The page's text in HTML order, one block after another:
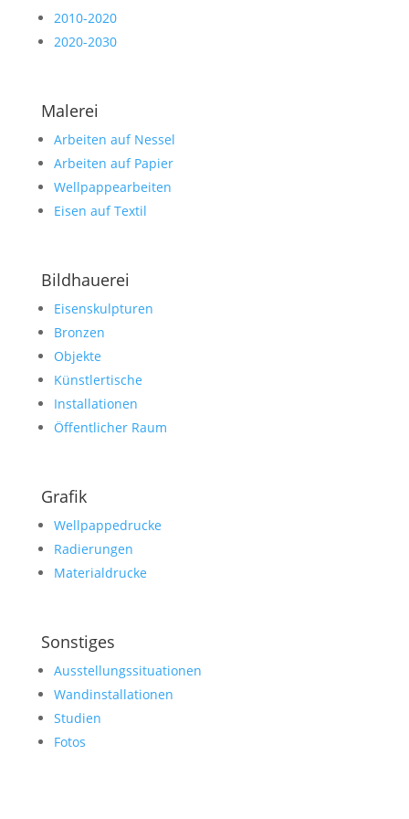
2010-2020
2020-2030
Malerei
Arbeiten auf Nessel
Arbeiten auf Papier
Wellpappearbeiten
Eisen auf Textil
Bildhauerei
Eisenskulpturen
Bronzen
Objekte
Künstlertische
Installationen
Öffentlicher Raum
Grafik
Wellpappedrucke
Radierungen
Materialdrucke
Sonstiges
Ausstellungssituationen
Wandinstallationen
Studien
Fotos